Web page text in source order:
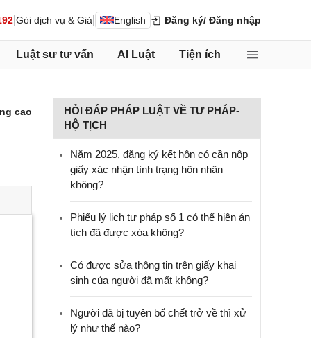
Gói dịch vụ & Giá English Đăng ký/ Đăng nhập
Luật sư tư vấn AI Luật Tiện ích
cao
HỎI ĐÁP PHÁP LUẬT VỀ TƯ PHÁP-
HỘ TỊCH
Năm 2025, đăng ký kết hôn có cần nộp
giấy xác nhận tình trạng hôn nhân
không?
Phiếu lý lịch tư pháp số 1 có thể hiện án
tích đã được xóa không?
Có được sửa thông tin trên giấy khai
sinh của người đã mất không?
Người đã bị tuyên bố chết trở về thì xử
lý như thế nào?